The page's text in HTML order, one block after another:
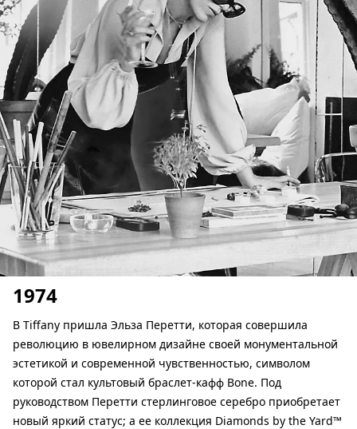
1974
В Tiffany пришла Эльза Перетти, которая совершила
революцию в ювелирном дизайне своей монументальной
эстетикой и современной чувственностью, символом
которой стал культовый браслет-кафф Bone. Под
руководством Перетти стерлинговое серебро приобретает
новый яркий статус; а ее коллекция Diamonds by the Yard™